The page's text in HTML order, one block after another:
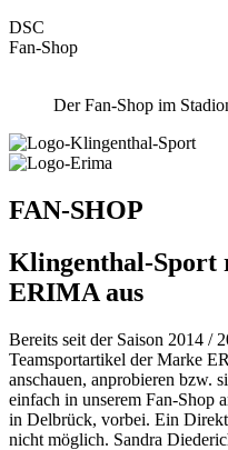
DSC
Fan-Shop
Der Fan-Shop im
FAN-SHOP
Klingenthal-Sport
ERIMA aus
Bereits seit der Saison 2014 /
Teamsportartikel der Marke
anschauen, anprobieren bzw.
einfach in unserem Fan-Shop
in Delbrück, vorbei. Ein
nicht möglich. Sandra